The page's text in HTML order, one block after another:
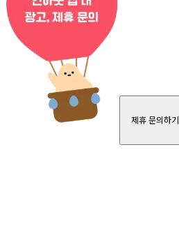
제휴 문의하기